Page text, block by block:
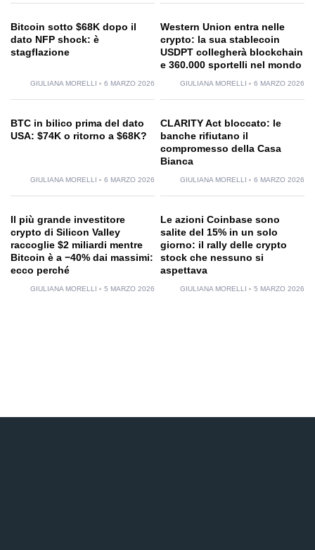
Bitcoin sotto $68K dopo il
dato NFP shock: è
stagflazione
GIULIANA MORELLI 6 MARZO 2026
Western Union entra nelle
crypto: la sua stablecoin
USDPT collegherà blockchain
e 360.000 sportelli nel mondo
GIULIANA MORELLI 6 MARZO 2026
BTC in bilico prima del dato
USA: $74K o ritorno a $68K?
GIULIANA MORELLI 6 MARZO 2026
CLARITY Act bloccato: le
banche rifiutano il
compromesso della Casa
Bianca
GIULIANA MORELLI 6 MARZO 2026
Il più grande investitore
crypto di Silicon Valley
raccoglie $2 miliardi mentre
Bitcoin è a −40% dai massimi:
ecco perché
GIULIANA MORELLI 5 MARZO 2026
Le azioni Coinbase sono
salite del 15% in un solo
giorno: il rally delle crypto
stock che nessuno si
aspettava
GIULIANA MORELLI 5 MARZO 2026